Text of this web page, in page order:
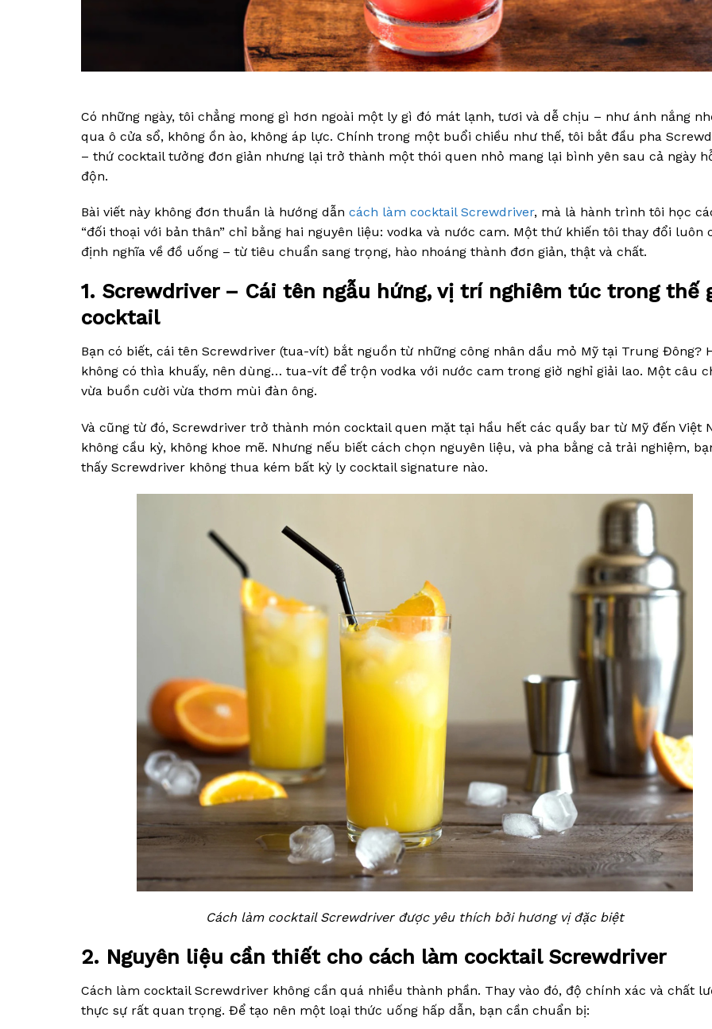
Có những ngày, tôi chẳng mong gì hơn ngoài một ly gì đó mát lạnh, tươi và dễ chịu – như ánh nắng
qua ô cửa sổ, không ồn ào, không áp lực. Chính trong một buổi chiều như thế, tôi bắt đầu pha
– thứ cocktail tưởng đơn giản nhưng lại trở thành một thói quen nhỏ mang lại bình yên sau cả ngày
độn.
Bài viết này không đơn thuần là hướng dẫn cách làm cocktail Screwdriver, mà là hành trình tôi học
“đối thoại với bản thân” chỉ bằng hai nguyên liệu: vodka và nước cam. Một thứ khiến tôi thay đổi luôn
định nghĩa về đồ uống – từ tiêu chuẩn sang trọng, hào nhoáng thành đơn giản, thật và chất.
1. Screwdriver – Cái tên ngẫu hứng, vị trí nghiêm túc trong thế
cocktail
Bạn có biết, cái tên Screwdriver (tua-vít) bắt nguồn từ những công nhân dầu mỏ Mỹ tại Trung Đông?
không có thìa khuấy, nên dùng… tua-vít để trộn vodka với nước cam trong giờ nghỉ giải lao. Một câu
vừa buồn cười vừa thơm mùi đàn ông.
Và cũng từ đó, Screwdriver trở thành món cocktail quen mặt tại hầu hết các quầy bar từ Mỹ đến Việt
không cầu kỳ, không khoe mẽ. Nhưng nếu biết cách chọn nguyên liệu, và pha bằng cả trải nghiệm,
thấy Screwdriver không thua kém bất kỳ ly cocktail signature nào.
Cách làm cocktail Screwdriver được yêu thích bởi hương vị đặc biệt
2. Nguyên liệu cần thiết cho cách làm cocktail Screwdriver
Cách làm cocktail Screwdriver không cần quá nhiều thành phần. Thay vào đó, độ chính xác và chất
thực sự rất quan trọng. Để tạo nên một loại thức uống hấp dẫn, bạn cần chuẩn bị: